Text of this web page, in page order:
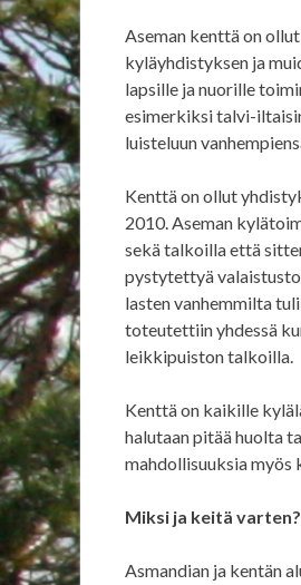
Aseman kenttä on
kyläyhdistyksen ja
lapsille ja nuorille
esimerkiksi talvi-
luisteluun
Kenttä on ollut
2010. Aseman
sekä talkoilla että
pystytettyä
lasten vanhemmilta
toteutettiin yhdessä
leikkipuiston talkoilla.
Kenttä on kaikille
halutaan pitää huolta
mahdollisuuksia myös
Miksi ja keitä varten?
Asmandian ja kentän